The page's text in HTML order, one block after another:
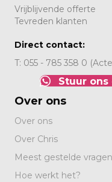
Vrijblijvende offerte
Tevreden klanten
Direct contact:
T: 055 - 785 358 0
Stuur
Over ons
Over ons
Over Chris
Meest gestelde vragen
Hoe werkt het?